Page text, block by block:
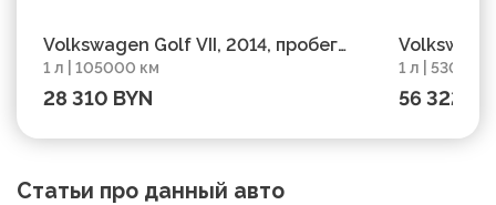
Volkswagen Golf VII, 2014, пробег
105000 км
1 л | 105000 км
28 310 BYN
2019,
1 л | 53000
56 322
Статьи про данный авто